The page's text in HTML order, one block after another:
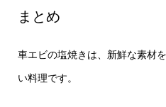
まとめ
車エビの塩焼きは、新鮮な素材
い料理です。